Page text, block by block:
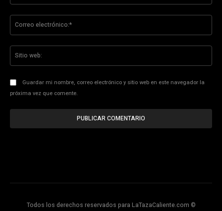
Guardar mi nombre, correo electrónico y sitio web en este navegador la
próxima vez que comente.
Todos los derechos reservados para LaTazaCaliente.com ©